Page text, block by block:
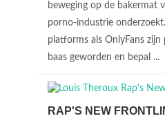
beweging op de bakermat
porno-industrie
platforms als OnlyFans zijn
baas geworden en bepal ...
RAP'S NEW